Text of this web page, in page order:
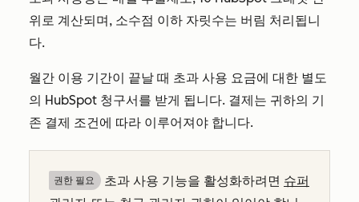
위로 계산되며, 소수점 이하 자릿수는 버림 처리됩니
다.
월간 이용 기간이 끝날 때 초과 사용 요금에 대한 별도
의 HubSpot 청구서를 받게 됩니다. 결제는 귀하의 기
존 결제 조건에 따라 이루어져야 합니다.
권한 필요 초과 사용 기능을 활성화하려면 슈퍼